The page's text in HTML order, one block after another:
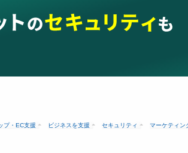
プ・EC支援 ビジネスを支援 セキュリティ マーケティン